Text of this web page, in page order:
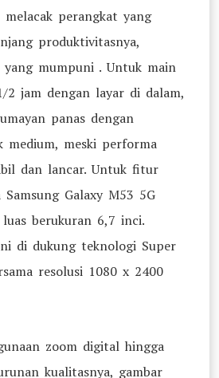
perangkat yang
produktivitasnya,
mumpuni . Untuk main
2 jam dengan layar di dalam,
panas dengan
medium, meski performa
dan lancar. Untuk fitur
Galaxy M53 5G
berukuran 6,7 inci.
di dukung teknologi Super
resolusi 1080 x 2400
zoom digital hingga
kualitasnya, gambar